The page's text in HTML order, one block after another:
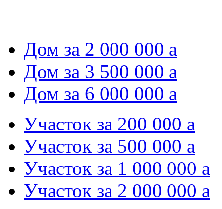
Дом за 2 000 000 a
Дом за 3 500 000 a
Дом за 6 000 000 a
Участок за 200 000 a
Участок за 500 000 a
Участок за 1 000 000 a
Участок за 2 000 000 a